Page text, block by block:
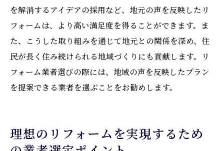
を解消するアイデアの採用など、地元の声を反映したリ
フォームは、より高い満足度を得ることができます。ま
た、こうした取り組みを通じて地元との関係を深め、住
民が長く住み続けられる地域づくりにも貢献します。リ
フォーム業者選びの際には、地域の声を反映したプラン
を提案できる業者を選ぶことをお勧めします。
理想のリフォームを実現するため